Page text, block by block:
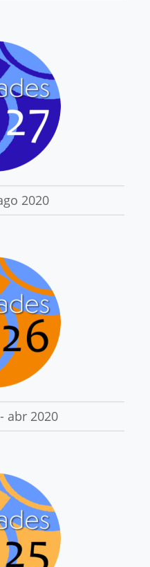
2020
abr 2020